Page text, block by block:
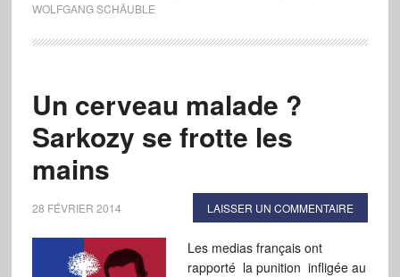
WOLFGANG SCHÄUBLE
Un cerveau malade ?
Sarkozy se frotte les
mains
28 FÉVRIER 2014 LAISSER UN COMMENTAIRE
Les medias français ont
rapporté la punition infligée au